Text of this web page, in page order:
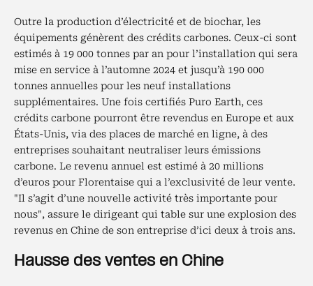
Outre la production d’électricité et de biochar, les
équipements génèrent des crédits carbones. Ceux-ci sont
estimés à 19 000 tonnes par an pour l’installation qui sera
mise en service à l’automne 2024 et jusqu’à 190 000
tonnes annuelles pour les neuf installations
supplémentaires. Une fois certifiés Puro Earth, ces
crédits carbone pourront être revendus en Europe et aux
États-Unis, via des places de marché en ligne, à des
entreprises souhaitant neutraliser leurs émissions
carbone. Le revenu annuel est estimé à 20 millions
d’euros pour Florentaise qui a l’exclusivité de leur vente.
"Il s’agit d’une nouvelle activité très importante pour
nous", assure le dirigeant qui table sur une explosion des
revenus en Chine de son entreprise d’ici deux à trois ans.
Hausse des ventes en Chine